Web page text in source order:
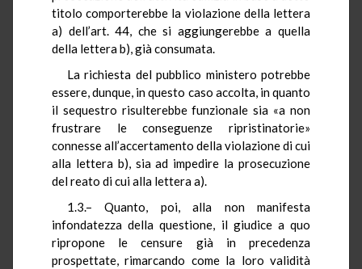
titolo comporterebbe la violazione della lettera
a) dell’art. 44, che si aggiungerebbe a quella
della lettera b), già consumata.
La richiesta del pubblico ministero potrebbe
essere, dunque, in questo caso accolta, in quanto
il sequestro risulterebbe funzionale sia «a non
frustrare le conseguenze ripristinatorie»
connesse all’accertamento della violazione di cui
alla lettera b), sia ad impedire la prosecuzione
del reato di cui alla lettera a).
1.3.– Quanto, poi, alla non manifesta
infondatezza della questione, il giudice a quo
ripropone le censure già in precedenza
prospettate, rimarcando come la loro validità